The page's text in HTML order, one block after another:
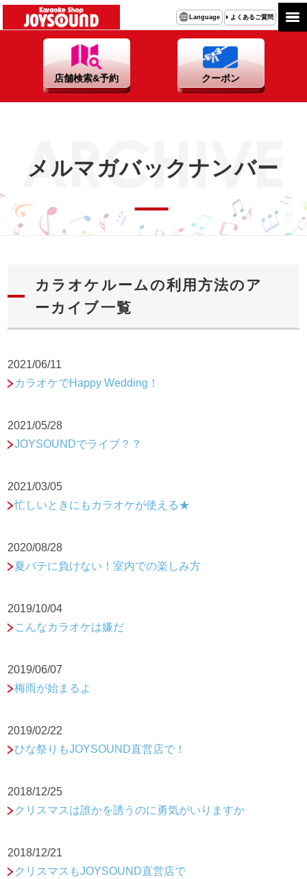
Language よくあるご質問
店舗検索&予約 クーポン
メルマガバックナンバー
カラオケルームの利用方法のア
ーカイブ一覧
2021/06/11
カラオケでHappy Wedding！
2021/05/28
JOYSOUNDでライブ？？
2021/03/05
忙しいときにもカラオケが使える★
2020/08/28
夏バテに負けない！室内での楽しみ方
2019/10/04
こんなカラオケは嫌だ
2019/06/07
梅雨が始まるよ
2019/02/22
ひな祭りもJOYSOUND直営店で！
2018/12/25
クリスマスは誰かを誘うのに勇気がいりますか
2018/12/21
クリスマスもJOYSOUND直営店で